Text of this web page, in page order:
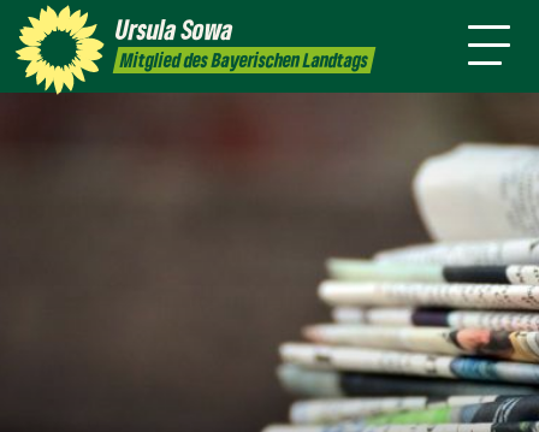
UrsulaSowa
Mitglied des Bayerischen Landtags
Newsletter Transparenz
mich Sprache